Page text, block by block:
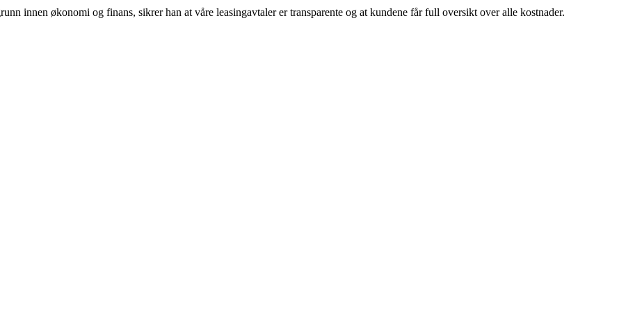
innen økonomi og finans, sikrer han at våre leasingavtaler er transparente og at kundene får full oversikt over alle kostnader.